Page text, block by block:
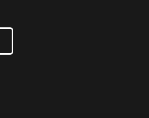
onglet
nouvel onglet